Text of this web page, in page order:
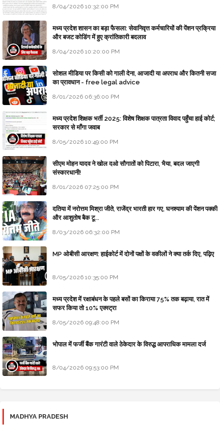
8/04/2026 10:32:00 PM
मध्य प्रदेश शासन का बड़ा फैसला: सेवानिवृत्त कर्मचारियों की पेंशन प्रक्रिया
और बजट कोडिंग में हुए क्रांतिकारी बदलाव
8/04/2026 10:20:00 PM
सोशल मीडिया पर किसी को गाली देना, आजादी या अपराध और कितनी सजा
का प्रावधान - free legal advice
8/01/2026 06:36:00 PM
मध्य प्रदेश शिक्षक भर्ती 2025: विशेष शिक्षक पात्रता विवाद पहुँचा हाई कोर्ट;
सरकार से माँगा जवाब
8/05/2026 10:49:00 PM
सीएम मोहन यादव ने खोल दओ सौगातों को पिटारा, भैया, बदल जाएगी
संस्कारधानी!
8/01/2026 07:25:00 PM
दतिया में नरोत्तम मिश्रा जीते, राजेंद्र भारती हार गए, घनश्याम की पेंशन पक्की
और आशुतोष बैक टू...
8/03/2026 06:32:00 PM
MP ओबीसी आरक्षण: हाईकोर्ट में दोनों पक्षों के वकीलों ने क्या तर्क दिए, पढ़िए
8/05/2026 10:35:00 PM
मध्य प्रदेश में रक्षाबंधन के पहले बसों का किराया 75% तक बढ़ाया, रात में
सफर किया तो 10% एक्स्ट्रा
8/05/2026 09:48:00 PM
भोपाल में फर्जी बैंक गारंटी वाले ठेकेदार के विरुद्ध आपराधिक मामला दर्ज
8/04/2026 09:53:00 PM
MADHYA PRADESH